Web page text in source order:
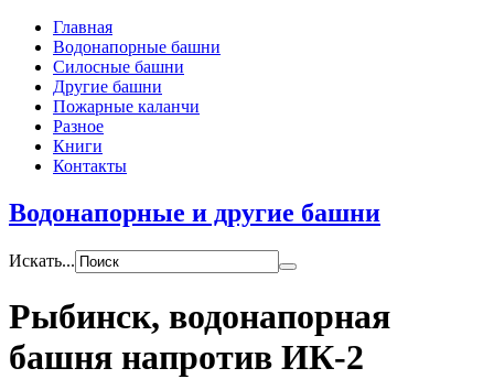
Главная
Водонапорные башни
Силосные башни
Другие башни
Пожарные каланчи
Разное
Книги
Контакты
Водонапорные и другие башни
Искать...
Рыбинск, водонапорная
башня напротив ИК-2